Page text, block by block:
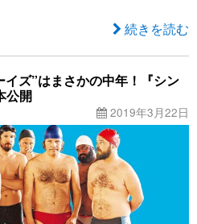
続きを読む
ズ”はまさかの中年！『シン
公開
2019年3月22日